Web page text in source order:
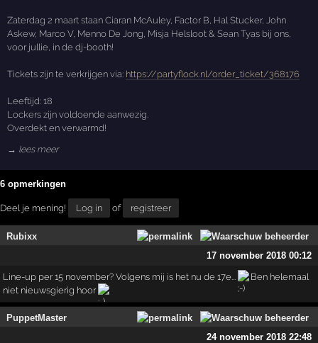
Zaterdag 2 maart staan Ciaran McAuley, Factor B, Hal Stucker, John
Askew, Marco V, Menno De Jong, Misja Helsloot & Sean Tyas bij ons,
voor jullie, in de dj-booth!
Tickets zijn te verkrijgen via: https://partyflock.nl/order_ticket/368176
Leeftijd: 18
Lockers zijn voldoende aanwezig.
Overdekt en verwarmd!
→ lees meer
6 opmerkingen
Deel je mening! Log in of registreer
Rubixx
17 november 2018 00:12
Line-up per 15 november? Volgens mij is het nu de 17e...
Ben helemaal
niet nieuwsgierig hoor
PuppetMaster
24 november 2018 22:48